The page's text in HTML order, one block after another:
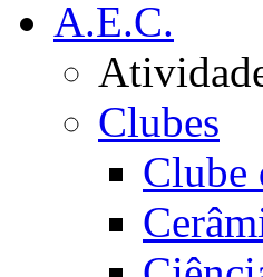
A.E.C.
Clubes
Clube